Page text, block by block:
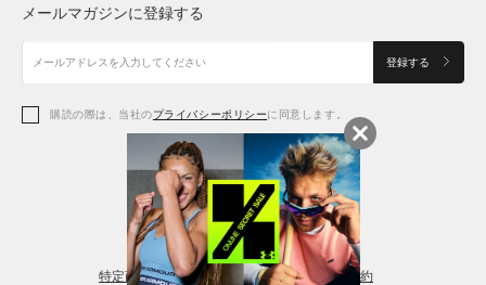
アクセサリー
アクセサリー
シューズ
アクセサリー
レギンス＆タイツ
シューズ
メールマガジンに登録する
登録する
購読の際は、当社のプライバシーポリシーに同意します。
特定商取引法に基づく通販の表記 会員規約